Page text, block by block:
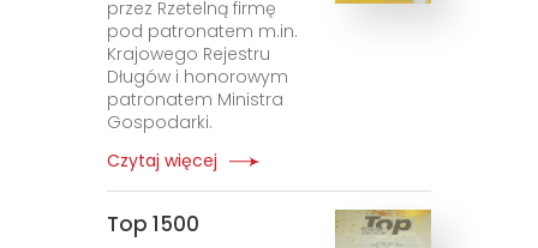
przez Rzetelną firmę
pod patronatem m.in.
Krajowego Rejestru
Długów i honorowym
patronatem Ministra
Gospodarki.
Czytaj więcej
Top 1500